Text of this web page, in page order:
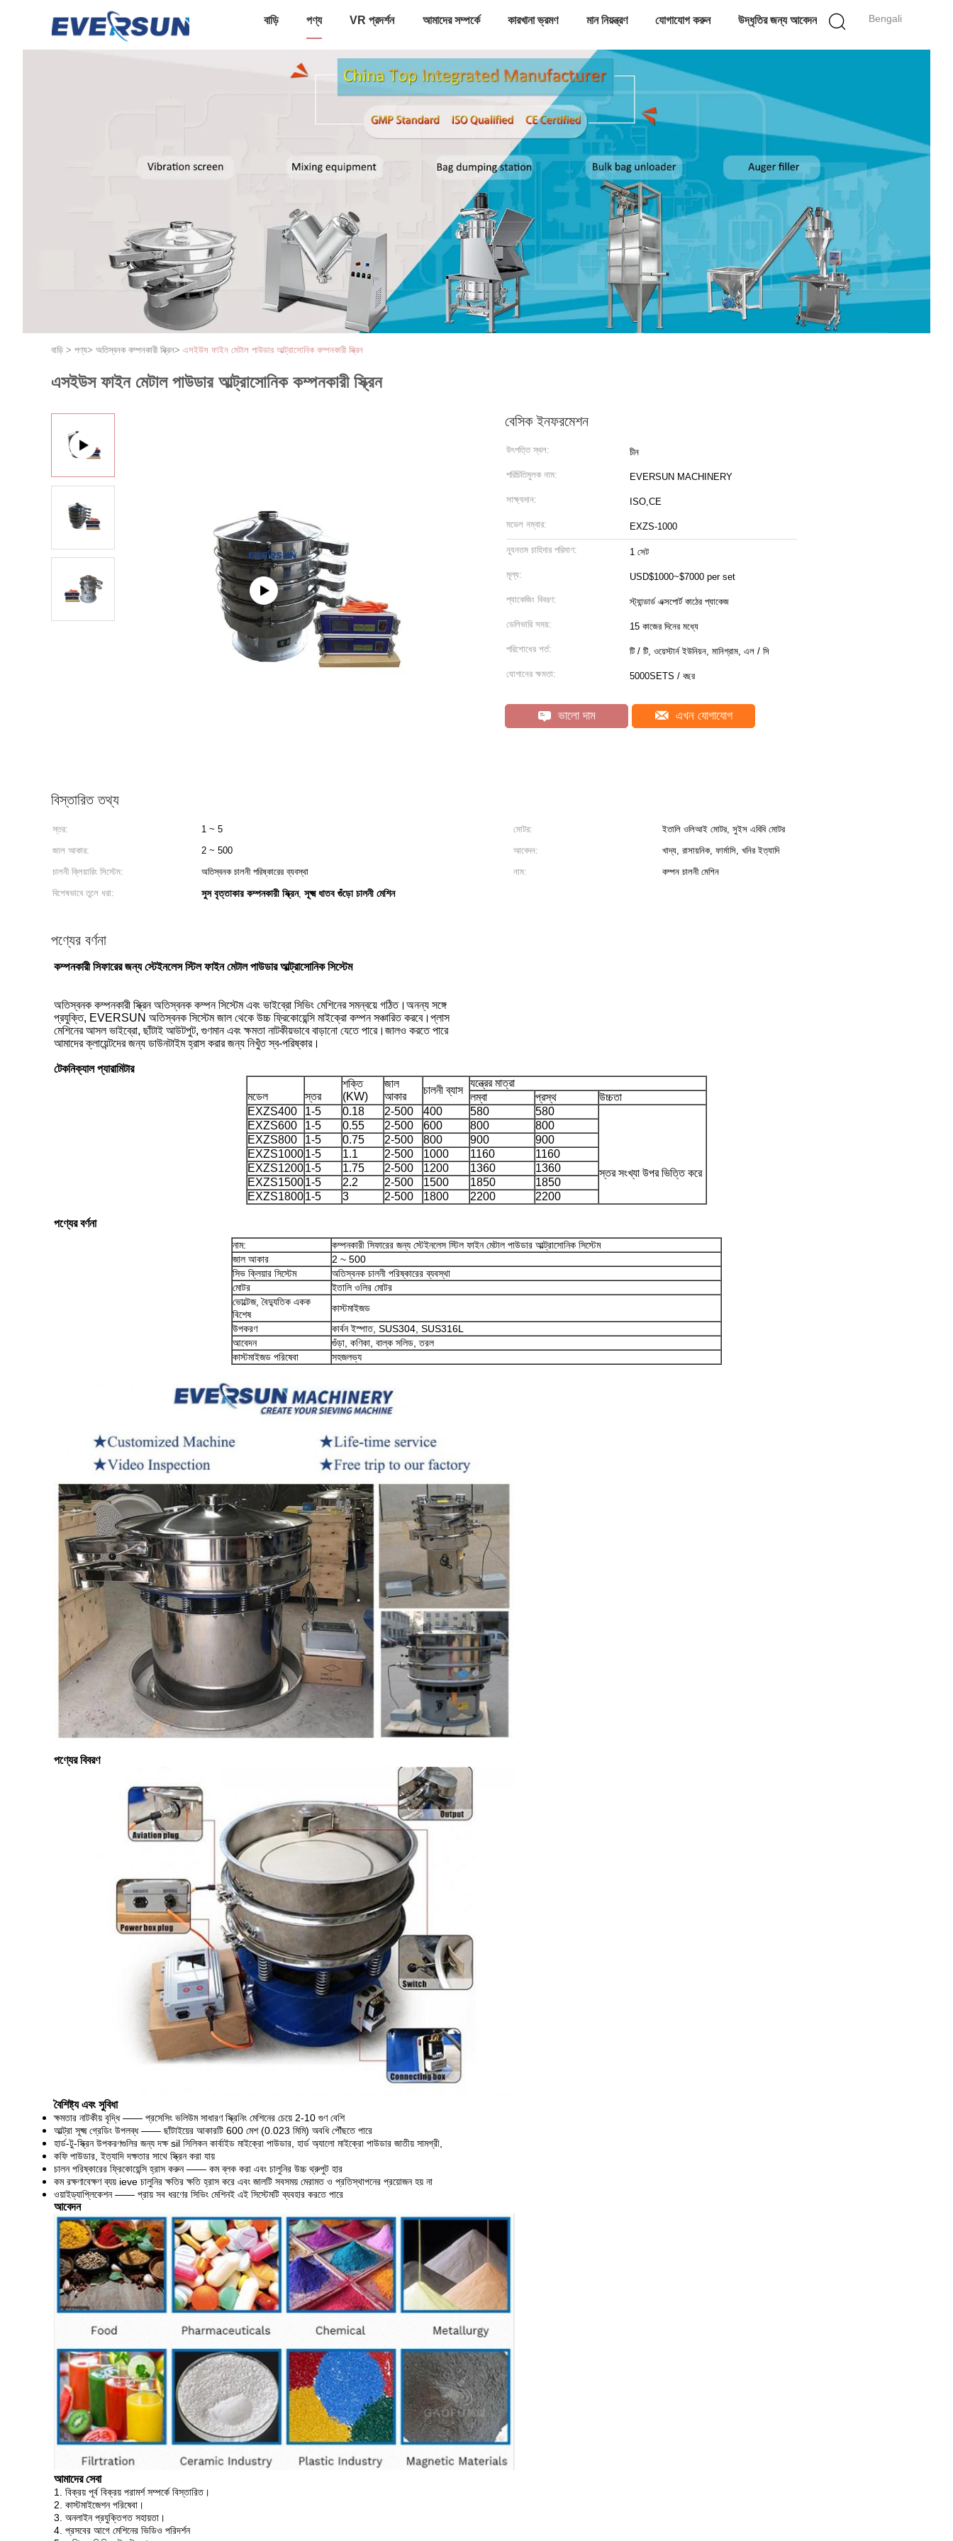
Bengali
বাড়ি পণ্য VR প্রদর্শন আমাদের সম্পর্কে কারখানা ভ্রমণ মান নিয়ন্ত্রণ যোগাযোগ করুন উদ্ধৃতির জন্য আবেদন
বাড়ি > পণ্য> অতিস্বনক কম্পনকারী স্ক্রিন> এসইউস ফাইন মেটাল পাউডার আল্ট্রাসোনিক কম্পনকারী স্ক্রিন
এসইউস ফাইন মেটাল পাউডার আল্ট্রাসোনিক কম্পনকারী স্ক্রিন
বেসিক ইনফরমেশন
উৎপত্তি স্থল: চীন
পরিচিতিমুলক নাম: EVERSUN MACHINERY
সাক্ষ্যদান: ISO,CE
মডেল নম্বার: EXZS-1000
ন্যূনতম চাহিদার পরিমাণ: 1 সেট
মূল্য: USD$1000~$7000 per set
প্যাকেজিং বিবরণ: স্ট্যান্ডার্ড এক্সপোর্ট কাঠের প্যাকেজ
ডেলিভারি সময়: 15 কাজের দিনের মধ্যে
পরিশোধের শর্ত: টি / টি, ওয়েস্টার্ন ইউনিয়ন, মানিগ্রাম, এল / সি
যোগানের ক্ষমতা: 5000SETS / বছর
ভালো দাম এখন যোগাযোগ
বিস্তারিত তথ্য
স্তর: 1 ~ 5 মোটর:
ইতালি ওলিআই মোটর, সুইস এবিবি মোটর
জাল আকার:
2 ~ 500 আবেদন:
খাদ্য, রাসায়নিক, ফার্মাসি, খনির ইত্যাদি
চালনী ক্লিয়ারিং সিস্টেম:
অতিস্বনক চালনী পরিষ্কারের ব্যবস্থা নাম:
কম্পন চালনী মেশিন
বিশেষভাবে তুলে ধরা:
সুস বৃত্তাকার কম্পনকারী স্ক্রিন, সূক্ষ্ম ধাতব গুঁড়ো চালনী মেশিন
পণ্যের বর্ণনা
কম্পনকারী সিফারের জন্য স্টেইনলেস স্টিল ফাইন মেটাল পাউডার আল্ট্রাসোনিক সিস্টেম
অতিস্বনক কম্পনকারী স্ক্রিন অতিস্বনক কম্পন সিস্টেম এবং ভাইব্রো সিভিং মেশিনের সমন্বয়ে গঠিত।অনন্য সঙ্গে
প্রযুক্তি, EVERSUN অতিস্বনক সিস্টেম জাল থেকে উচ্চ ফ্রিকোয়েন্সি মাইক্রো কম্পন সঞ্চারিত করবে।প্লাস
মেশিনের আসল ভাইব্রো, ছাঁটাই আউটপুট, গুণমান এবং ক্ষমতা নাটকীয়ভাবে বাড়ানো যেতে পারে।জালও করতে পারে
আমাদের ক্লায়েন্টদের জন্য ডাউনটাইম হ্রাস করার জন্য নিখুঁত স্ব-পরিষ্কার।
টেকনিক্যাল প্যারামিটার
মডেল স্তর
শক্তি
(KW)
জাল
আকার
চালনী ব্যাস
যন্ত্রের মাত্রা
লম্বা
প্রস্থ
উচ্চতা
EXZS400
1-5 0.18 2-500 400 580 580
স্তর সংখ্যা উপর ভিত্তি করে
EXZS600 1-5 0.55 2-500 600 800
800
EXZS800
1-5 0.75 2-500 800 900
900
EXZS10001-5 1.1 2-500 1000 1160
1160
EXZS12001-5 1.75 2-500 1200 1360
1360
EXZS15001-5 2.2 2-500 1500 1850
1850
EXZS18001-5 3 2-500 1800 2200 2200
পণ্যের বর্ণনা
নাম:
কম্পনকারী সিফারের জন্য স্টেইনলেস স্টিল ফাইন মেটাল পাউডার আল্ট্রাসোনিক সিস্টেম
জাল আকার
2 ~ 500
সিভ ক্লিয়ার সিস্টেম
অতিস্বনক চালনী পরিষ্কারের ব্যবস্থা
মোটর
ইতালি ওলির মোটর
ভোল্টেজ, বৈদ্যুতিক একক
বিশেষ
কাস্টমাইজড
উপকরণ
কার্বন ইস্পাত, SUS304, SUS316L
আবেদন
গুঁড়া, কণিকা, বাল্ক সলিড, তরল
কাস্টমাইজড পরিষেবা
সহজলভ্য
পণ্যের বিবরণ
বৈশিষ্ট্য এবং সুবিধা
ক্ষমতার নাটকীয় বৃদ্ধি —— প্রসেসিং ভলিউম সাধারণ স্ক্রিনিং মেশিনের চেয়ে 2-10 গুণ বেশি
আল্ট্রা সূক্ষ্ম গ্রেডিং উপলব্ধ —— ছাঁটাইয়ের আকারটি 600 মেশ (0.023 মিমি) অবধি পৌঁছতে পারে
হার্ড-টু-স্ক্রিন উপকরণগুলির জন্য দক্ষ sil সিলিকন কার্বাইড মাইক্রো পাউডার, হার্ড অ্যালো মাইক্রো পাউডার জাতীয় সামগ্রী,
কফি পাউডার, ইত্যাদি দক্ষতার সাথে স্ক্রিন করা যায়
চালন পরিষ্কারের ফ্রিকোয়েন্সি হ্রাস করুন —— কম ব্লক করা এবং চালুনির উচ্চ থ্রুপুট হার
কম রক্ষণাবেক্ষণ ব্যয় ieve চালুনির ক্ষতির ক্ষতি হ্রাস করে এবং জালটি সবসময় মেরামত ও প্রতিস্থাপনের প্রয়োজন হয় না
ওয়াইড্যাপ্লিকেশন —— প্রায় সব ধরণের সিভিং মেশিনই এই সিস্টেমটি ব্যবহার করতে পারে
আবেদন
আমাদের সেবা
1. বিক্রয় পূর্ব বিক্রয় পরামর্শ সম্পর্কে বিস্তারিত।
2. কাস্টমাইজেশন পরিষেবা।
3. অনলাইন প্রযুক্তিগত সহায়তা।
4. প্রসবের আগে মেশিনের ভিডিও পরিদর্শন